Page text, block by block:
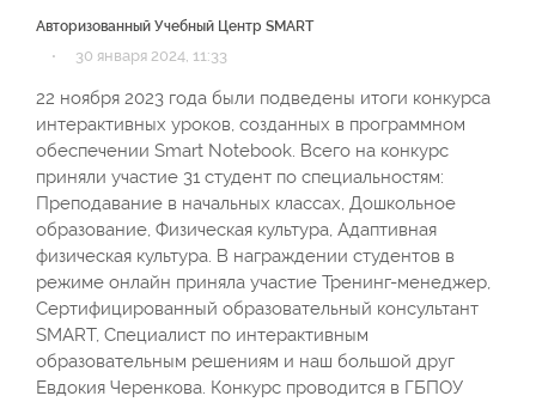
Авторизованный Учебный Центр SMART
· 30 января 2024, 11:33
22 ноября 2023 года были подведены итоги конкурса
интерактивных уроков, созданных в программном
обеспечении Smart Notebook. Всего на конкурс
приняли участие 31 студент по специальностям:
Преподавание в начальных классах, Дошкольное
образование, Физическая культура, Адаптивная
физическая культура. В награждении студентов в
режиме онлайн приняла участие Тренинг-менеджер,
Сертифицированный образовательный консультант
SMART, Специалист по интерактивным
образовательным решениям и наш большой друг
Евдокия Черенкова. Конкурс проводится в ГБПОУ